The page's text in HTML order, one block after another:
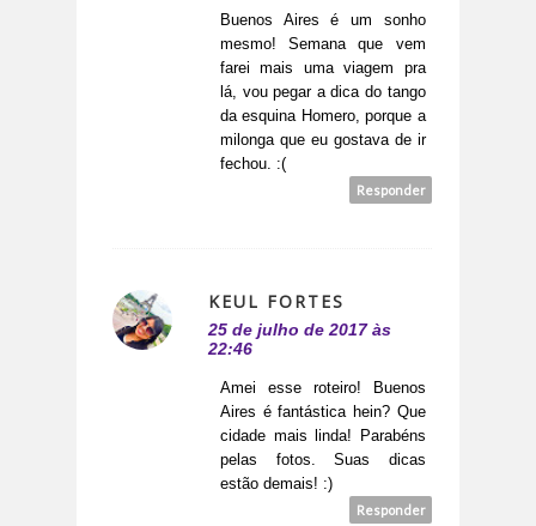
Buenos Aires é um sonho
mesmo! Semana que vem
farei mais uma viagem pra
lá, vou pegar a dica do tango
da esquina Homero, porque a
milonga que eu gostava de ir
fechou. :(
Responder
KEUL FORTES
25 de julho de 2017 às
22:46
Amei esse roteiro! Buenos
Aires é fantástica hein? Que
cidade mais linda! Parabéns
pelas fotos. Suas dicas
estão demais! :)
Responder